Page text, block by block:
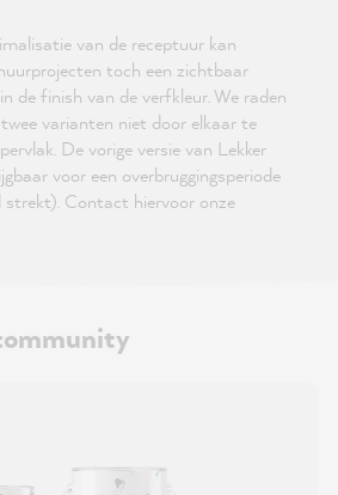
van de receptuur kan
toch een zichtbaar
de finish van de verfkleur. We raden
varianten niet door elkaar te
De vorige versie van Lekker
voor een overbruggingsperiode
strekt). Contact hiervoor onze